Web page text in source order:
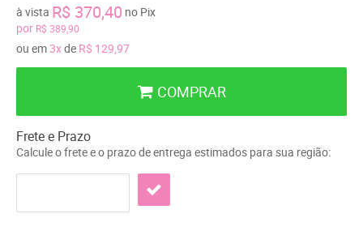
por R$ 389,90
à vista R$ 370,40 no Pix
ou em3xde R$ 129,97
COMPRAR
Frete e Prazo
Calcule o frete e o prazo de entrega estimados para sua região: